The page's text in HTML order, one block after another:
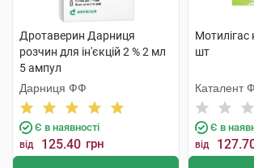
Дротаверин Дарниця
розчин для ін'єкцій 2 % 2 мл
5 ампул
Дарниця ФФ
Є в наявності
від 125.40 грн
Мотилігас
шт
Каталент
СА
Є в
від